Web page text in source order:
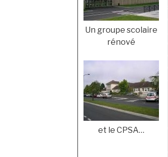
Un groupe scolaire
rénové
et le CPSA…